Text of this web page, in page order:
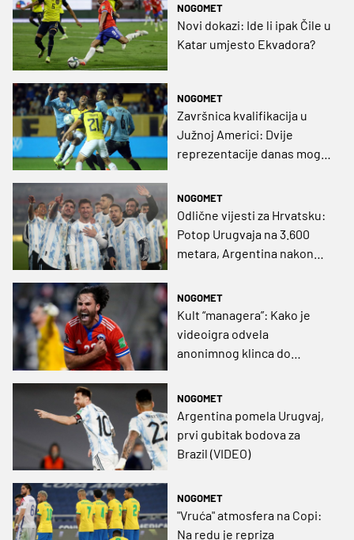
NOGOMET
Novi dokazi: Ide li ipak Čile u
Katar umjesto Ekvadora?
NOGOMET
Završnica kvalifikacija u
Južnoj Americi: Dvije
reprezentacije danas mogu
Kolumbijom 'nemoguća
misijia'
NOGOMET
Odlične vijesti za Hrvatsku:
Potop Urugvaja na 3.600
metara, Argentina nakon
izborila Svjetsko prvenstvo
(VIDEO)
NOGOMET
Kult “managera”: Kako je
videoigra odvela
anonimnog klinca do
NOGOMET
Argentina pomela Urugvaj,
prvi gubitak bodova za
Brazil (VIDEO)
NOGOMET
"Vruća" atmosfera na Copi:
Na redu je repriza